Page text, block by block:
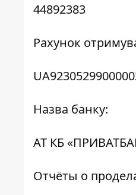
44892383
Рахунок
Назва банку:
АТ КБ
Отчёты о